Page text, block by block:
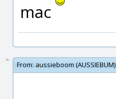
mac
From: aussieboom (AUSSIEBUM)